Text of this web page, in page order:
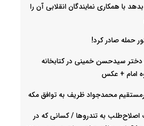
با همکاری نمایندگان انقلابی آن را
حمله صادر کرد!
سیدحسن خمینی در کتابخانه
امام + عکس
محمدجواد ظریف به توافق مکه
به تندروها / کسانی که در